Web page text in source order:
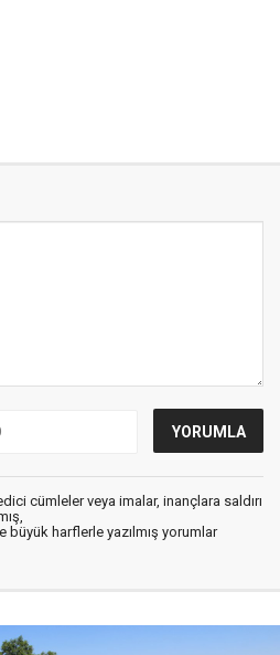
cümleler veya imalar, inançlara saldırı
büyük harflerle yazılmış yorumlar